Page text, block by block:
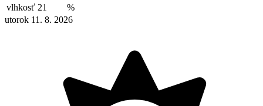
vlhkosť 21
%
utorok 11. 8. 2026